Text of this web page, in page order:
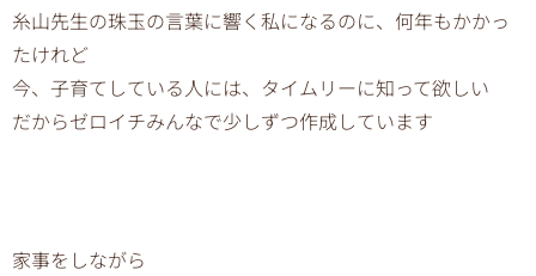
糸山先生の珠玉の言葉に響く私になるのに、何年もかかっ
たけれど
今、子育てしている人には、タイムリーに知って欲しい
だからゼロイチみんなで少しずつ作成しています
家事をしながら